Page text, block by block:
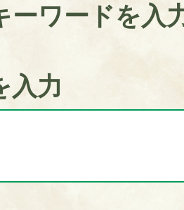
ーワードを入
入力